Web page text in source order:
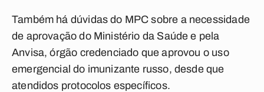
Também há dúvidas do MPC sobre a necessidade
de aprovação do Ministério da Saúde e pela
Anvisa, órgão credenciado que aprovou o uso
emergencial do imunizante russo, desde que
atendidos protocolos específicos.